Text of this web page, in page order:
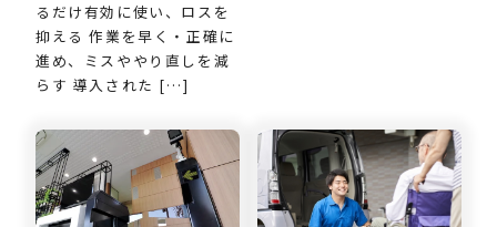
るだけ有効に使い、ロスを
抑える 作業を早く・正確に
進め、ミスややり直しを減
らす 導入された […]